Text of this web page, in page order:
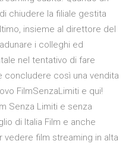
chiudere la filiale gestita
insieme al direttore del
i colleghi ed
nel tentativo di fare
concludere così una vendita
FilmSenzaLimiti e qui!
Senza Limiti e senza
di Italia Film e anche
vedere film streaming in alta